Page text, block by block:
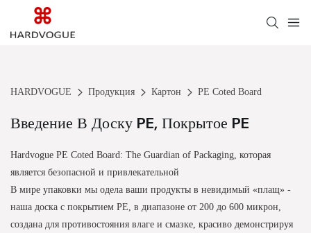
HARDVOGUE Продукция Картон PE Coted Board
Введение В Доску PE, Покрытое PE
Hardvogue PE Coted Board: The Guardian of Packaging, которая
является безопасной и привлекательной
В мире упаковки мы одела ваши продукты в невидимый «плащ» -
наша доска с покрытием PE, в диапазоне от 200 до 600 микрон,
создана для противостояния влаге и смазке, красиво демонстрируя